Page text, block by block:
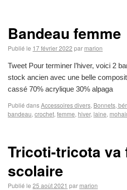
Bandeau femme
Publié le 17 février 2022 par marion
Tweet Pour terminer l’hiver, voici 2
stock ancien avec une belle
cassé 70% acrylique 30%
Publié dansAccessoires divers, Bonnets,
bandeau, crochet, femme, hiver, laine, mohair
Tricoti-tricota va
scolaire
Publié le 25 août 2021 par marion